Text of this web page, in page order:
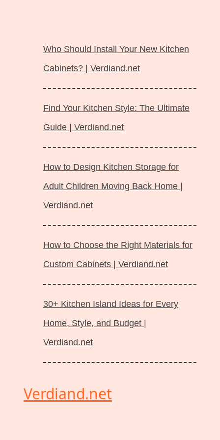
Who Should Install Your New Kitchen
Cabinets? | Verdiand.net
Find Your Kitchen Style: The Ultimate
Guide | Verdiand.net
How to Design Kitchen Storage for
Adult Children Moving Back Home |
Verdiand.net
How to Choose the Right Materials for
Custom Cabinets | Verdiand.net
30+ Kitchen Island Ideas for Every
Home, Style, and Budget |
Verdiand.net
Verdiand.net